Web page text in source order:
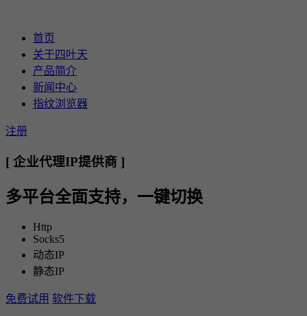
首页
关于四叶天
产品简介
新闻中心
指纹浏览器
注册
[ 企业代理IP提供商 ]
多平台全面支持，一键切换
Http
Socks5
动态IP
静态IP
免费试用 软件下载